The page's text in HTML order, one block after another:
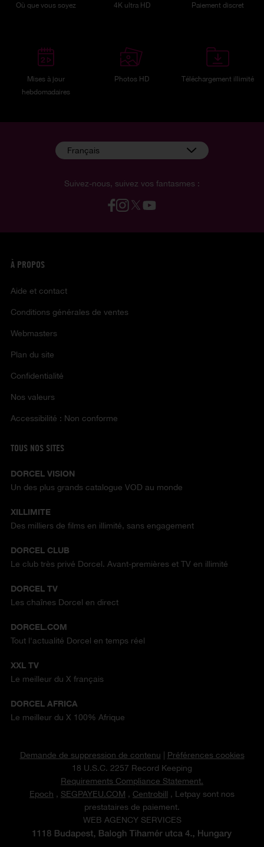
Où que vous soyez 4K ultra HD Paiement discret
Mises à jour
hebdomadaires
Photos HD Téléchargement illimité
Suivez-nous, suivez vos fantasmes :
Français
À PROPOS
Aide et contact
Conditions générales de ventes
Webmasters
Plan du site
Confidentialité
Nos valeurs
Accessibilité : Non conforme
TOUS NOS SITES
DORCEL VISION
Un des plus grands catalogue VOD au monde
XILLIMITE
Des milliers de films en illimité, sans engagement
DORCEL CLUB
Le club très privé Dorcel. Avant-premières et TV en illimité
DORCEL TV
Les chaînes Dorcel en direct
DORCEL.COM
Tout l'actualité Dorcel en temps réel
XXL TV
Le meilleur du X français
DORCEL AFRICA
Le meilleur du X 100% Afrique
Demande de suppression de contenu | Préférences cookies
18 U.S.C. 2257 Record Keeping
Requirements Compliance Statement.
Epoch , SEGPAYEU.COM , Centrobill , Letpay sont nos
prestataires de paiement.
WEB AGENCY SERVICES